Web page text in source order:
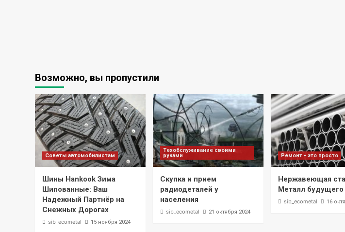
Возможно, вы пропустили
Советы автомобилистам
Шины Hankook Зима
Шипованные: Ваш
Надежный Партнёр на
Снежных Дорогах
sib_ecometal 15 ноября 2024
Техобслуживание своими
руками
Скупка и прием
радиодеталей у
населения
sib_ecometal 21 октября 2024
Ремонт - это просто
Нержавеющая
Металл будущего
sib_ecometal 16